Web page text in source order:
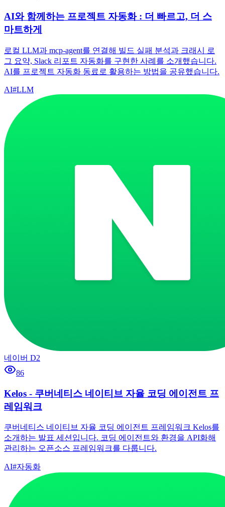
AI와 함께하는 프로젝트 자동화 : 더 빠르고, 더 스
마트하게
로컬 LLM과 mcp-agent를 연결해 빌드 실패 분석과 크래시 로
그 요약, Slack 리포트 자동화를 구현한 사례를 소개했습니다.
AI를 프로젝트 자동화 동료로 활용하는 방법을 공유했습니다.
AI#LLM
네이버 D2
86
Kelos - 쿠버네티스 네이티브 자율 코딩 에이전트 프
레임워크
쿠버네티스 네이티브 자율 코딩 에이전트 프레임워크 Kelos를
소개하는 발표 세션입니다. 코딩 에이전트와 환경을 API화해
관리하는 오픈소스 프레임워크를 다룹니다.
AI#자동화